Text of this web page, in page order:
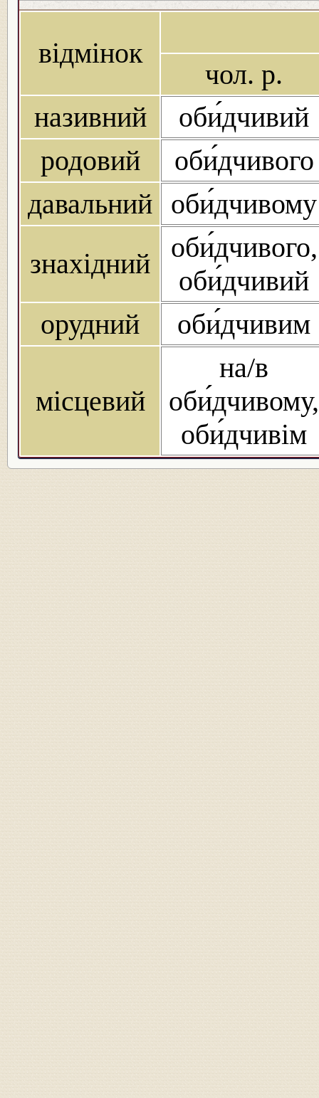
відмінок
чол. р.
називний
оби́дчивий
родовий
оби́дчивого
давальний оби́дчивому
знахідний
оби́дчивого,
оби́дчивий
орудний
оби́дчивим
місцевий
на/в
оби́дчивому,
оби́дчивім